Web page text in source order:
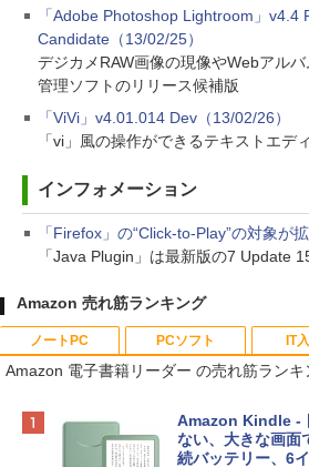
「Adobe Photoshop Lightroom」v4.4
Candidate（13/02/25）
デジカメRAW画像の現像やWebアル
管理ソフトのリリース候補版
「ViVi」v4.01.014 Dev（13/02/26）
「vi」風の操作ができるテキストエデ
インフォメーション
「Firefox」の“Click-to-Play”の対象が
「Java Plugin」は最新版の7 Update
Amazon 売れ筋ランキング
ノートPC
Apple 2026
プ搭載13インチ
e Intelligenceの
PCソフト
Robloxギフトカ
定バーチャルアイ
インゲームコード
IT
生成AIパスポート
￥1,766
Amazon 電子書籍リーダー の売れ筋ランキ
Amazon Kindle -
ない、大きな画面
続バッテリー、6